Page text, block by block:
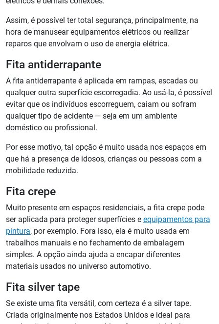
Assim, é possível ter total segurança, principalmente, na
hora de manusear equipamentos elétricos ou realizar
reparos que envolvam o uso de energia elétrica.
Fita antiderrapante
A fita antiderrapante é aplicada em rampas, escadas ou
qualquer outra superfície escorregadia. Ao usá-la, é possível
evitar que os indivíduos escorreguem, caiam ou sofram
qualquer tipo de acidente — seja em um ambiente
doméstico ou profissional.
Por esse motivo, tal opção é muito usada nos espaços em
que há a presença de idosos, crianças ou pessoas com a
mobilidade reduzida.
Fita crepe
Muito presente em espaços residenciais, a fita crepe pode
ser aplicada para proteger superfícies e equipamentos para
pintura, por exemplo. Fora isso, ela é muito usada em
trabalhos manuais e no fechamento de embalagem
simples. A opção ainda ajuda a encapar diferentes
materiais usados no universo automotivo.
Fita silver tape
Se existe uma fita versátil, com certeza é a silver tape.
Criada originalmente nos Estados Unidos e ideal para